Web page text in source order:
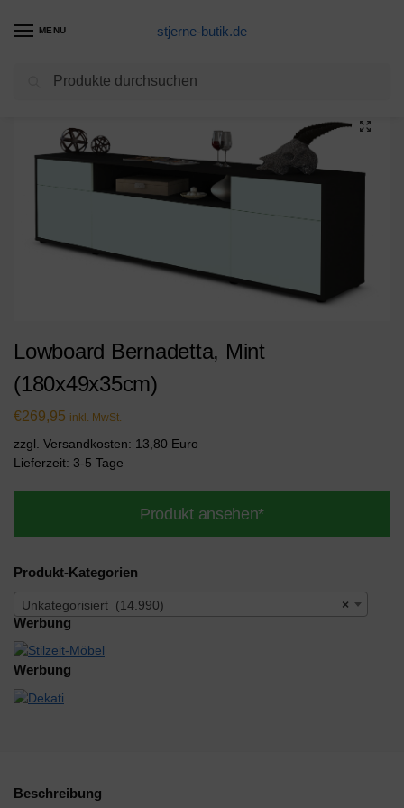
MENU stjerne-butik.de
Unkategorisiert / Lowboard Bernadetta, Mint (180x49x35cm)
Lowboard Bernadetta, Mint
(180x49x35cm)
€269,95 inkl. MwSt.
zzgl. Versandkosten: 13,80 Euro
Lieferzeit: 3-5 Tage
Produkt ansehen*
Produkt-Kategorien
×
Unkategorisiert (14.990)
Werbung
Werbung
Beschreibung